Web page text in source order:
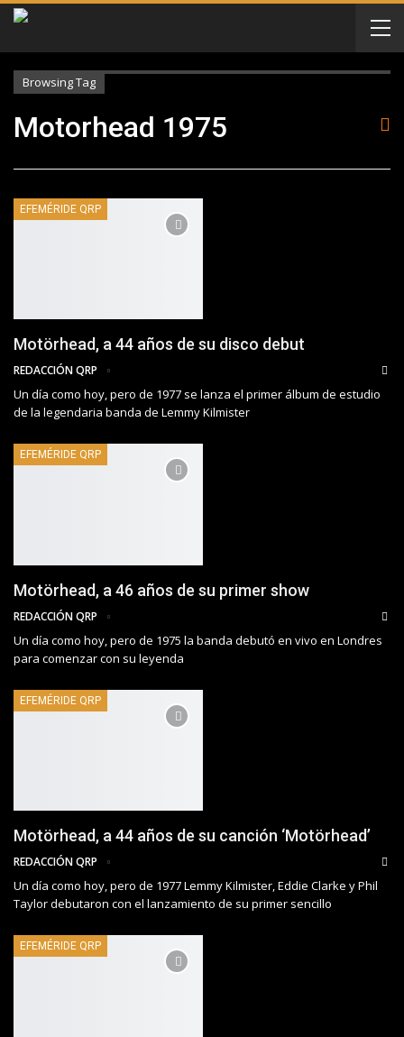
Browsing Tag
Motorhead 1975
EFEMÉRIDE QRP
Motörhead, a 44 años de su disco debut
REDACCIÓN QRP
Un día como hoy, pero de 1977 se lanza el primer álbum de estudio
de la legendaria banda de Lemmy Kilmister
EFEMÉRIDE QRP
Motörhead, a 46 años de su primer show
REDACCIÓN QRP
Un día como hoy, pero de 1975 la banda debutó en vivo en Londres
para comenzar con su leyenda
EFEMÉRIDE QRP
Motörhead, a 44 años de su canción ‘Motörhead’
REDACCIÓN QRP
Un día como hoy, pero de 1977 Lemmy Kilmister, Eddie Clarke y Phil
Taylor debutaron con el lanzamiento de su primer sencillo
EFEMÉRIDE QRP